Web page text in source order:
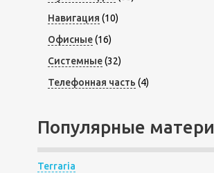
Навигация (10)
Офисные(16)
Системные(32)
Телефонная часть (4)
Популярные
Terraria